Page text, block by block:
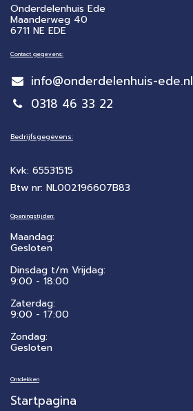
Onderdelenhuis Ede
Maanderweg 40
6711 NE EDE
Contact gegevens:
info@onderdelenhuis-ede.nl
0318 46 33 22
Bedrijfsgegevens:
Kvk: 65531515
Btw nr: NL002196607B83
Openingstijden:
Maandag:
Gesloten
Dinsdag t/m Vrijdag:
9:00 - 18:00
Zaterdag:
​9:00 - 17:00
Zondag:
Gesloten
Ontdekken
Startpagina